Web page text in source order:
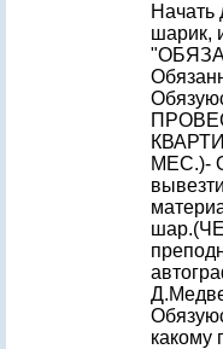
Начать
шарик,
МЕС.)-
какому